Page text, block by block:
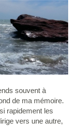
souvent à
de ma mémoire.
rapidement les
vers une autre,